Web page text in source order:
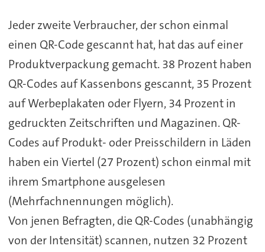
Jeder zweite Verbraucher, der schon einmal
einen QR-Code gescannt hat, hat das auf einer
Produktverpackung gemacht. 38 Prozent haben
QR-Codes auf Kassenbons gescannt, 35 Prozent
auf Werbeplakaten oder Flyern, 34 Prozent in
gedruckten Zeitschriften und Magazinen. QR-
Codes auf Produkt- oder Preisschildern in Läden
haben ein Viertel (27 Prozent) schon einmal mit
ihrem Smartphone ausgelesen
(Mehrfachnennungen möglich).
Von jenen Befragten, die QR-Codes (unabhängig
von der Intensität) scannen, nutzen 32 Prozent